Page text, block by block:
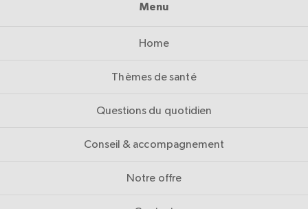
Menu
Home
Thèmes de santé
Questions du quotidien
Conseil & accompagnement
Notre offre